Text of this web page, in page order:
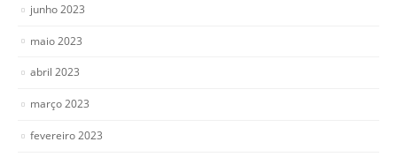
junho 2023
maio 2023
abril 2023
março 2023
fevereiro 2023